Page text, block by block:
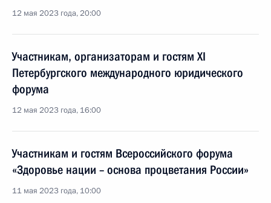
12 мая 2023 года, 20:00
Участникам, организаторам и гостям XI
Петербургского международного юридического
форума
12 мая 2023 года, 16:00
Участникам и гостям Всероссийского форума
«Здоровье нации – основа процветания России»
11 мая 2023 года, 10:00